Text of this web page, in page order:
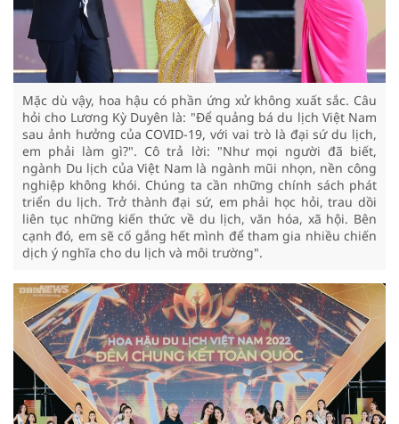
Mặc dù vậy, hoa hậu có phần ứng xử không xuất sắc. Câu
hỏi cho Lương Kỳ Duyên là: "Để quảng bá du lịch Việt Nam
sau ảnh hưởng của COVID-19, với vai trò là đại sứ du lịch,
em phải làm gì?". Cô trả lời: "Như mọi người đã biết,
ngành Du lịch của Việt Nam là ngành mũi nhọn, nền công
nghiệp không khói. Chúng ta cần những chính sách phát
triển du lịch. Trở thành đại sứ, em phải học hỏi, trau dồi
liên tục những kiến thức về du lịch, văn hóa, xã hội. Bên
cạnh đó, em sẽ cố gắng hết mình để tham gia nhiều chiến
dịch ý nghĩa cho du lịch và môi trường".